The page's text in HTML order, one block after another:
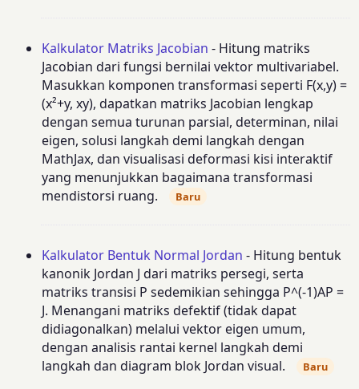
Kalkulator Matriks Jacobian - Hitung matriks
Jacobian dari fungsi bernilai vektor multivariabel.
Masukkan komponen transformasi seperti F(x,y) =
(x²+y, xy), dapatkan matriks Jacobian lengkap
dengan semua turunan parsial, determinan, nilai
eigen, solusi langkah demi langkah dengan
MathJax, dan visualisasi deformasi kisi interaktif
yang menunjukkan bagaimana transformasi
mendistorsi ruang.
Baru
Kalkulator Bentuk Normal Jordan - Hitung bentuk
kanonik Jordan J dari matriks persegi, serta
matriks transisi P sedemikian sehingga P^(-1)AP =
J. Menangani matriks defektif (tidak dapat
didiagonalkan) melalui vektor eigen umum,
dengan analisis rantai kernel langkah demi
langkah dan diagram blok Jordan visual.
Baru